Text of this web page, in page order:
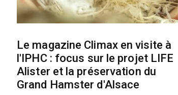
Le magazine Climax en visite à
l'IPHC : focus sur le projet LIFE
Alister et la préservation du
Grand Hamster d'Alsace